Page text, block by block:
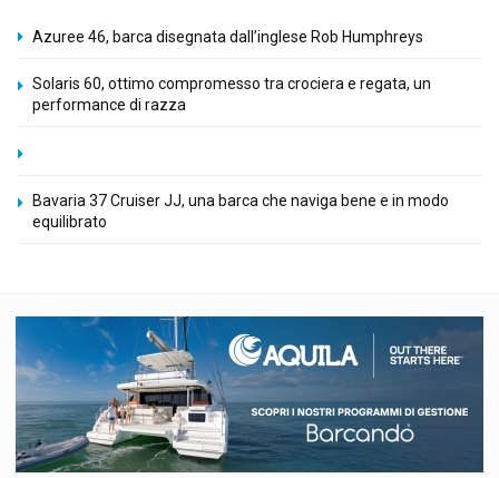
Azuree 46, barca disegnata dall’inglese Rob Humphreys
Solaris 60, ottimo compromesso tra crociera e regata, un
performance di razza
Bavaria 37 Cruiser JJ, una barca che naviga bene e in modo
equilibrato